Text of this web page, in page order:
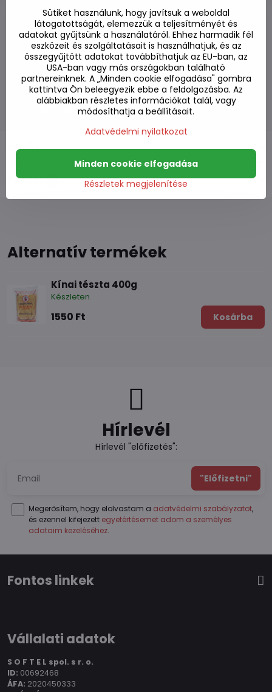
Hozzáadás a kedvencekhez
Hozzáadás a listához
Watchdog
Kézbesítés
Raktározási szám: S7#SK#05280100#1
Gyártó:
Leírás
Fórum 0
Alternatív termékek
Kínai tészta 400g
Készleten
1550 Ft Kosárba
Hírlevél
Hírlevél "előfizetés":
"Előfizetni"
Megerősítem, hogy elolvastam a adatvédelmi szabályzatot,
és ezennel kifejezett egyetértésemet adom a személyes
adataim kezeléséhez.
Fontos linkek
Vállalati adatok
S O F T E L spol. s r. o.
ID: 00692468
ÁFA: 2020450333
Sütiket használunk, hogy javítsuk a weboldal
látogatottságát, elemezzük a teljesítményét és
adatokat gyűjtsünk a használatáról. Ehhez harmadik fél
eszközeit és szolgáltatásait is használhatjuk, és az
összegyűjtött adatokat továbbíthatjuk az EU-ban, az
USA-ban vagy más országokban található
partnereinknek. A „Minden cookie elfogadása" gombra
kattintva Ön beleegyezik ebbe a feldolgozásba. Az
alábbiakban részletes információkat talál, vagy
módosíthatja a beállításait.
Adatvédelmi nyilatkozat
Részletek megjelenítése
Minden cookie elfogadása